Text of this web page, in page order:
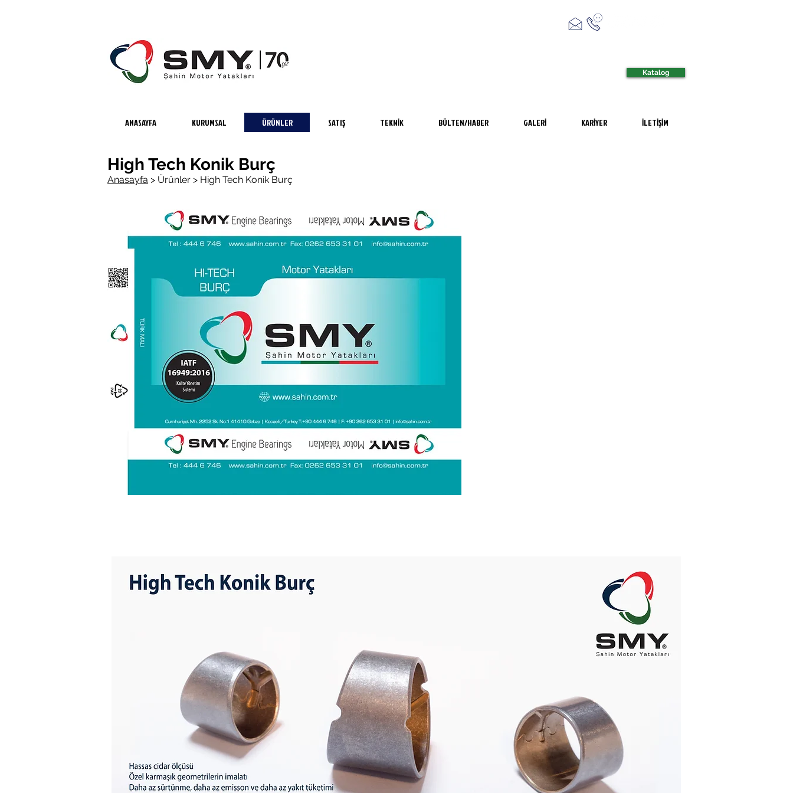
Katalog
ANASAYFA KURUMSAL ÜRÜNLER SATIŞ TEKNİK BÜLTEN/HABER GALERİ KARİYER İLETİŞİM
High Tech Konik Burç
Anasayfa > Ürünler > High Tech Konik Burç